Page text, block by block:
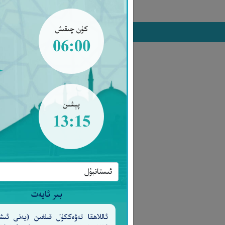
كۈن چىقىش
06:00
پېشىن
13:15
بىر ئايەت
ئاللاھقا تەۋەككۈل قىلغىن (يەنى